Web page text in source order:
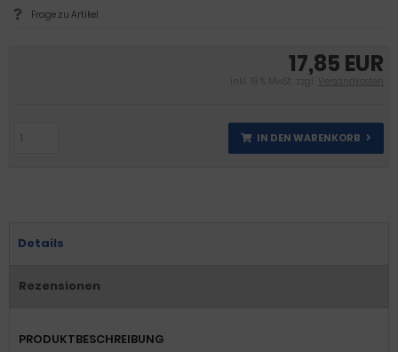
17,85 EUR
inkl. 19 % MwSt. zzgl. Versandkosten
IN DEN WARENKORB
Frage zu Artikel
Details
Rezensionen
PRODUKTBESCHREIBUNG